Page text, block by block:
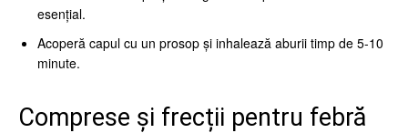
esențial.
Acoperă capul cu un prosop și inhalează aburii timp de 5-10
minute.
Comprese și frecții pentru febră